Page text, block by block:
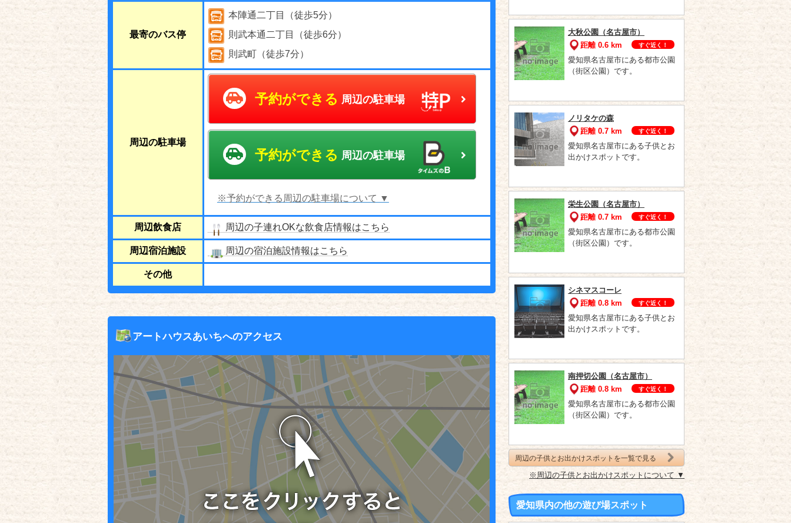
最寄のバス停
本陣通二丁目（徒歩5分）
則武本通二丁目（徒歩6分）
則武町（徒歩7分）
周辺の駐車場
予約ができる 周辺の駐車場
予約ができる 周辺の駐車場
※予約ができる周辺の駐車場について ▼
周辺飲食店 周辺の子連れOKな飲食店情報はこちら
周辺宿泊施設 周辺の宿泊施設情報はこちら
その他
アートハウスあいちへのアクセス
大秋公園（名古屋市）
距離 0.6 km
すぐ近く！
愛知県名古屋市にある都市公園
（街区公園）です。
ノリタケの森
距離 0.7 km
すぐ近く！
愛知県名古屋市にある子供とお
出かけスポットです。
栄生公園（名古屋市）
距離 0.7 km
すぐ近く！
愛知県名古屋市にある都市公園
（街区公園）です。
シネマスコーレ
距離 0.8 km
すぐ近く！
愛知県名古屋市にある子供とお
出かけスポットです。
南押切公園（名古屋市）
距離 0.8 km
すぐ近く！
愛知県名古屋市にある都市公園
（街区公園）です。
周辺の子供とお出かけスポットを一覧で見る
※周辺の子供とお出かけスポットについて ▼
愛知県内の他の遊び場スポット